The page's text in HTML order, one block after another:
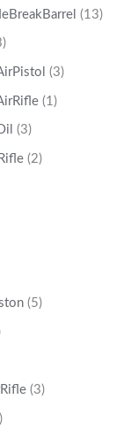
(13)
(3)
(1)
(3)
(2)
(5)
(3)